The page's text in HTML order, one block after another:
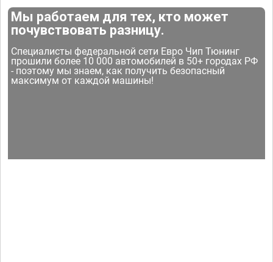
Мы работаем для тех, кто может
почувствовать разницу.
Специалисты федеральной сети Евро Чип Тюнинг
прошили более 10 000 автомобилей в 50+ городах РФ
- поэтому мы знаем, как получить безопасный
максимум от каждой машины!